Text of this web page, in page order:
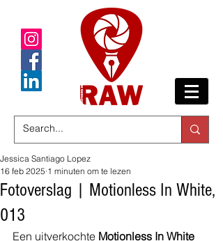
Fotoverslag | Motionless In White,
013
Jessica Santiago Lopez
16 feb 2025 1 minuten om te lezen
Een uitverkochte Motionless In White